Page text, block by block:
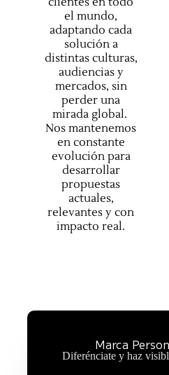
el mundo,
adaptando cada
solución a
distintas culturas,
audiencias y
mercados, sin
perder una
mirada global.
Nos mantenemos
en constante
evolución para
desarrollar
propuestas
actuales,
relevantes y con
impacto real.
Marca
Diferénciate y haz